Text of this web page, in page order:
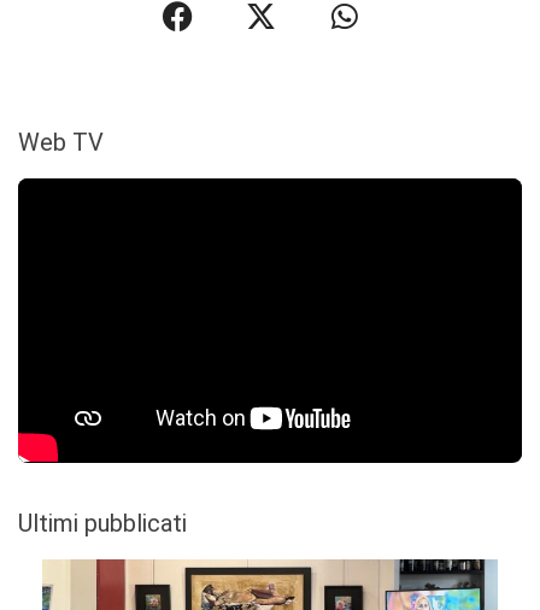
Web TV
Ultimi pubblicati